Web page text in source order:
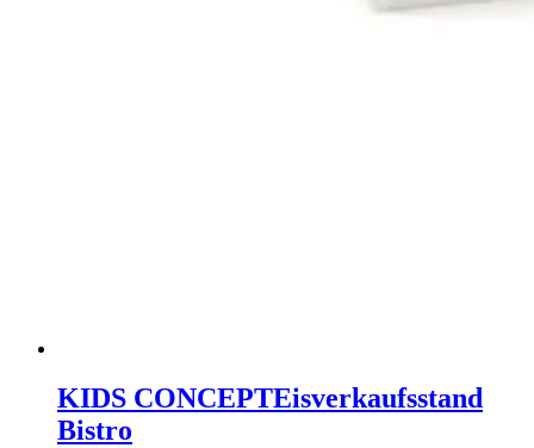
KIDS CONCEPTEisverkaufsstand
Bistro